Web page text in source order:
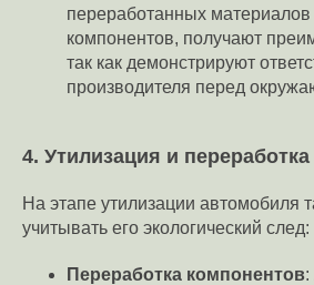
переработанных материалов
компонентов, получают
так как демонстрируют
производителя перед
4. Утилизация и переработка
На этапе утилизации автомобиля
учитывать его экологический след:
Переработка компонентов: